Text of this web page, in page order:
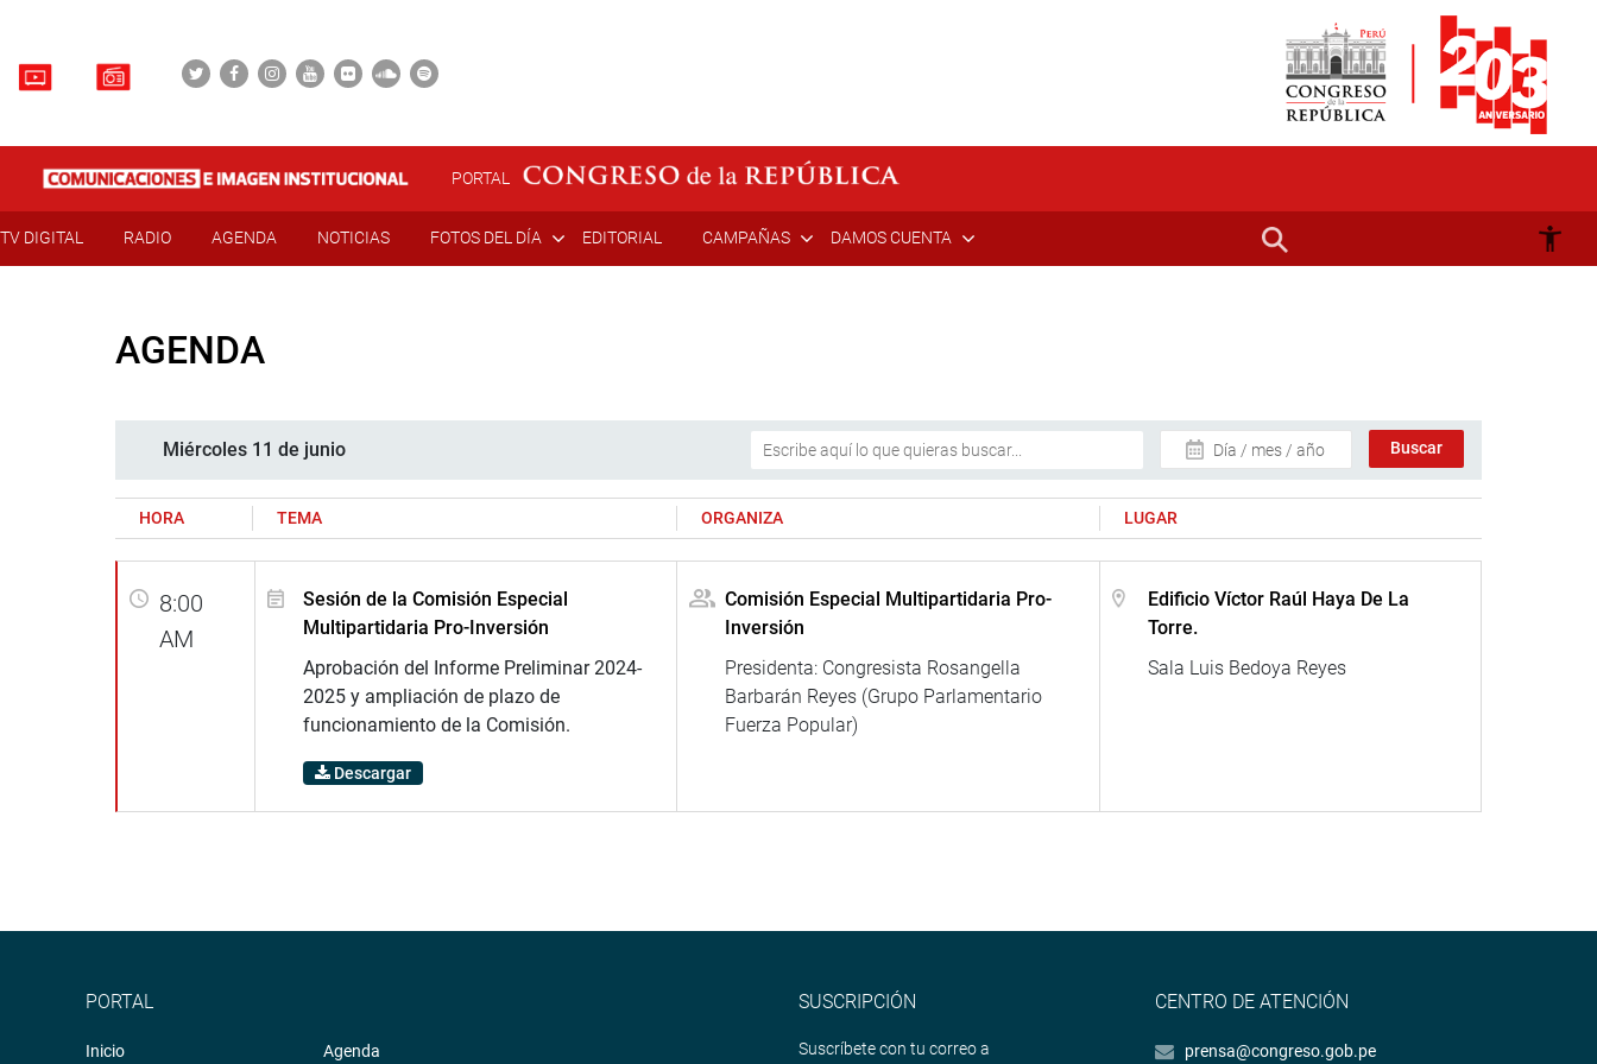
PORTAL
TV DIGITAL RADIO AGENDA NOTICIAS FOTOS DEL DÍA EDITORIAL CAMPAÑAS DAMOS CUENTA
AGENDA
Miércoles 11 de junio Día / mes / año
HORA TEMA ORGANIZA LUGAR
8:00
AM
Sesión de la Comisión Especial
Multipartidaria Pro-Inversión
Aprobación del Informe Preliminar 2024-
2025 y ampliación de plazo de
funcionamiento de la Comisión.
Descargar
Comisión Especial Multipartidaria Pro-
Inversión
Presidenta: Congresista Rosangella
Barbarán Reyes (Grupo Parlamentario
Fuerza Popular)
Edificio Víctor Raúl Haya De La
Torre.
Sala Luis Bedoya Reyes
PORTAL
Inicio Agenda
SUSCRIPCIÓN
Suscríbete con tu correo a
CENTRO DE ATENCIÓN
prensa@congreso.gob.pe